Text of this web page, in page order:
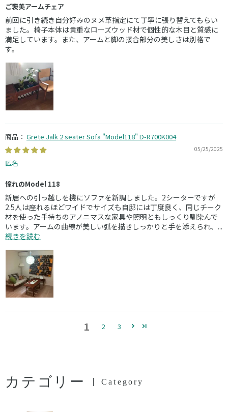
ご褒美アームチェア
前回に引き続き自分好みのヌメ革指定にて丁寧に張り替えてもらい
ました。椅子本体は貴重なローズウッド材で個性的な木目と質感に
満足しています。また、アームと脚の接合部分の美しさは別格で
す。
Grete Jalk 2 seater Sofa "Model118" D-R700K004
05/25/2025
匿名
憧れのModel 118
新居への引っ越しを機にソファを新調しました。2シーターですが
2.5人は座れるほどワイドでサイズも自邸には丁度良く、同じチーク
材を使った手持ちのアノニマスな家具や照明ともしっくり馴染んで
います。アームの曲線が美しい弧を描きしっかりと手を添えられ、...
続きを読む
1 2 3
カテゴリー Category